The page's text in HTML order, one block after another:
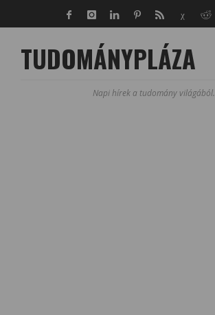
TUDOMÁNYPLÁZA
Napi hírek a tudomány világából.